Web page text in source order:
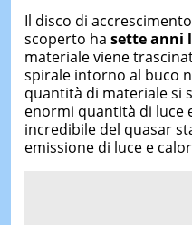
Il disco di
scoperto ha sette anni
materiale viene
spirale intorno al buco
quantità di materiale si
enormi quantità di luce
incredibile del quasar
emissione di luce e